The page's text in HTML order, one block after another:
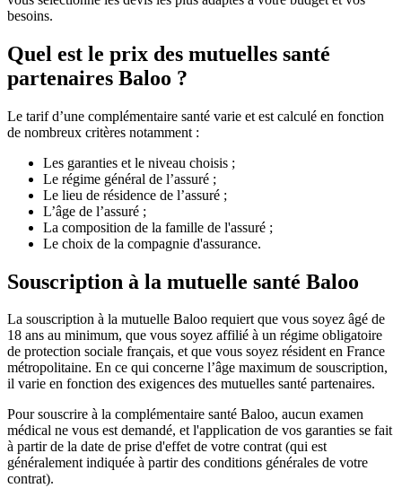
besoins.
Quel est le prix des mutuelles santé
partenaires Baloo ?
Le tarif d’une complémentaire santé varie et est calculé en fonction
de nombreux critères notamment :
Les garanties et le niveau choisis ;
Le régime général de l’assuré ;
Le lieu de résidence de l’assuré ;
L’âge de l’assuré ;
La composition de la famille de l'assuré ;
Le choix de la compagnie d'assurance.
Souscription à la mutuelle santé Baloo
La souscription à la mutuelle Baloo requiert que vous soyez âgé de
18 ans au minimum, que vous soyez affilié à un régime obligatoire
de protection sociale français, et que vous soyez résident en France
métropolitaine. En ce qui concerne l’âge maximum de souscription,
il varie en fonction des exigences des mutuelles santé partenaires.
Pour souscrire à la complémentaire santé Baloo, aucun examen
médical ne vous est demandé, et l'application de vos garanties se fait
à partir de la date de prise d'effet de votre contrat (qui est
généralement indiquée à partir des conditions générales de votre
contrat).